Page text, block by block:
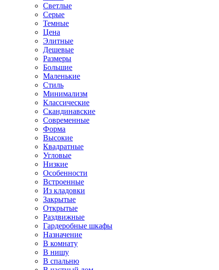
Светлые
Серые
Темные
Цена
Элитные
Дешевые
Размеры
Большие
Маленькие
Стиль
Минимализм
Классические
Скандинавские
Современные
Форма
Высокие
Квадратные
Угловые
Низкие
Особенности
Встроенные
Из кладовки
Закрытые
Открытые
Раздвижные
Гардеробные шкафы
Назначение
В комнату
В нишу
В спальню